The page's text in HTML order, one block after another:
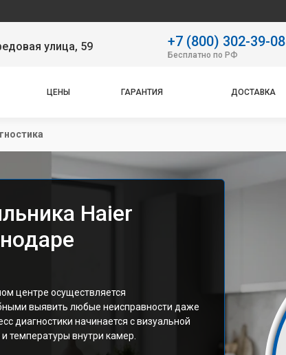
улица, 59 +7 (800) 302-39-08
Бесплатно по РФ
ЦЕНЫ ГАРАНТИЯ ДОСТАВКА
Haier
центре осуществляется
выявить любые неисправности даже
диагностики начинается с визуальной
температуры внутри камер.